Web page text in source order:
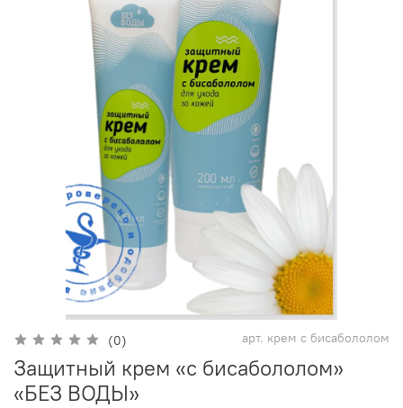
(0) арт. крем с бисабололом
Защитный крем «с бисабололом»
«БЕЗ ВОДЫ»